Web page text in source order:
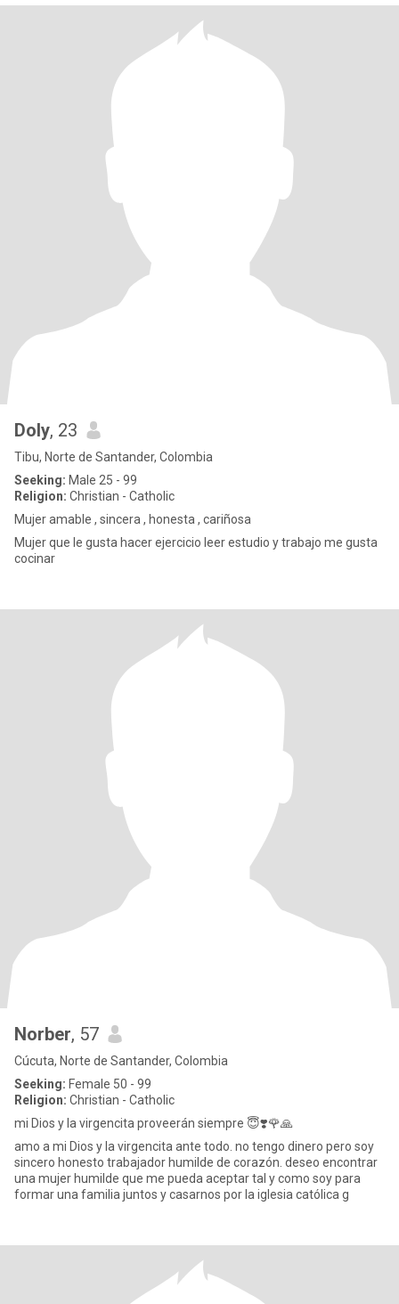
Doly, 23
Tibu, Norte de Santander, Colombia
Seeking: Male 25 - 99
Religion: Christian - Catholic
Mujer amable , sincera , honesta , cariñosa
Mujer que le gusta hacer ejercicio leer estudio y trabajo me gusta
cocinar
Norber, 57
Cúcuta, Norte de Santander, Colombia
Seeking: Female 50 - 99
Religion: Christian - Catholic
mi Dios y la virgencita proveerán siempre 😇❣️🌹🙏
amo a mi Dios y la virgencita ante todo. no tengo dinero pero soy
sincero honesto trabajador humilde de corazón. deseo encontrar
una mujer humilde que me pueda aceptar tal y como soy para
formar una familia juntos y casarnos por la iglesia católica g